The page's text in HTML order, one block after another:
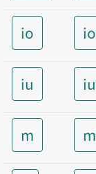
io
iu
m